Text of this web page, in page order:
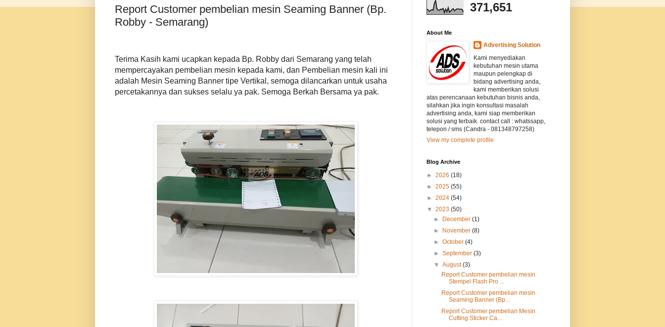
Report Customer pembelian mesin Seaming Banner (Bp.
Robby - Semarang)
Terima Kasih kami ucapkan kepada Bp. Robby dari Semarang yang telah
mempercayakan pembelian mesin kepada kami, dan Pembelian mesin kali ini
adalah Mesin Seaming Banner tipe Vertikal, semoga dilancarkan untuk usaha
percetakannya dan sukses selalu ya pak. Semoga Berkah Bersama ya pak.
371,651
About Me
Advertising Solution
Kami menyediakan
kebutuhan mesin utama
maupun pelengkap di
bidang advertising anda,
kami memberikan solusi
atas perencanaan kebutuhan bisnis anda,
silahkan jika ingin konsultasi masalah
advertising anda, kami siap memberikan
solusi yang terbaik. contact call : whatssapp,
telepon / sms (Candra - 081348797258)
View my complete profile
Blog Archive
► 2026 (18)
► 2025 (55)
► 2024 (54)
▼ 2023 (50)
►
December(1)
►
November(8)
►October(4)
►September(3)
▼August(3)
Report Customer pembelian mesin
Stempel Flash Pro ...
Report Customer pembelian mesin
Seaming Banner (Bp...
Report Customer pembelian Mesin
Cutting Sticker Ca...